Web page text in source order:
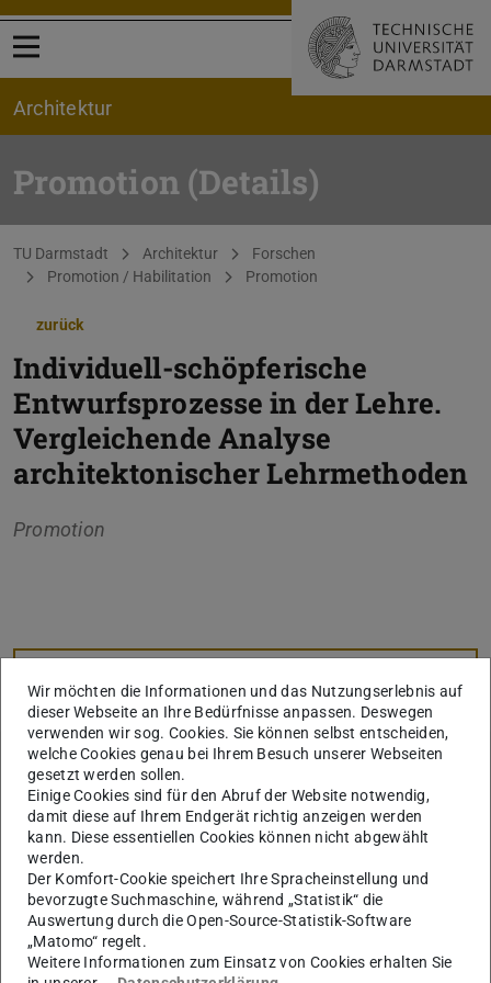
Menü öffnen
Architektur
Promotion (Details)
Sie befinden sich hier:
TU Darmstadt Architektur
Forschen
Promotion / Habilitation
Promotion
zurück
Individuell-schöpferische
Entwurfsprozesse in der Lehre.
Vergleichende Analyse
architektonischer Lehrmethoden
Promotion
Weitere Daten
Ausgeschrieben am
10.07.2007
10.07.2007
Eingereicht am
20.06.2013
Disputation am
Wir möchten die Informationen und das Nutzungserlebnis auf
dieser Webseite an Ihre Bedürfnisse anpassen. Deswegen
verwenden wir sog. Cookies. Sie können selbst entscheiden,
welche Cookies genau bei Ihrem Besuch unserer Webseiten
gesetzt werden sollen.
Einige Cookies sind für den Abruf der Website notwendig,
damit diese auf Ihrem Endgerät richtig anzeigen werden
kann. Diese essentiellen Cookies können nicht abgewählt
werden.
Der Komfort-Cookie speichert Ihre Spracheinstellung und
bevorzugte Suchmaschine, während „Statistik“ die
Auswertung durch die Open-Source-Statistik-Software
„Matomo“ regelt.
Weitere Informationen zum Einsatz von Cookies erhalten Sie